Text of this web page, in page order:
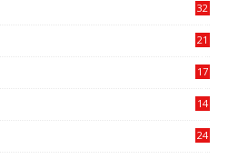
32
21
17
14
24